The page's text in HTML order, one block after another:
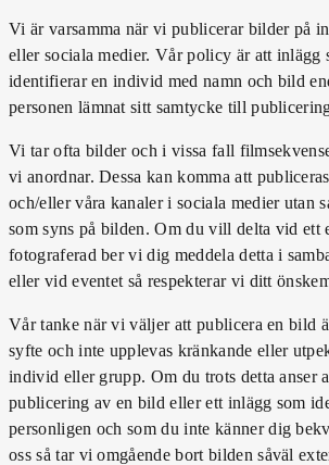
Vi är varsamma när vi publicerar bilder på
eller sociala medier. Vår policy är att inlägg
identifierar en individ med namn och bild
personen lämnat sitt samtycke till
Vi tar ofta bilder och i vissa fall
vi anordnar. Dessa kan komma att
och/eller våra kanaler i sociala medier utan
som syns på bilden. Om du vill delta vid ett
fotograferad ber vi dig meddela detta i
eller vid eventet så respekterar vi ditt
Vår tanke när vi väljer att publicera en bild
syfte och inte upplevas kränkande eller
individ eller grupp. Om du trots detta anser
publicering av en bild eller ett inlägg som
personligen och som du inte känner dig
oss så tar vi omgående bort bilden såväl